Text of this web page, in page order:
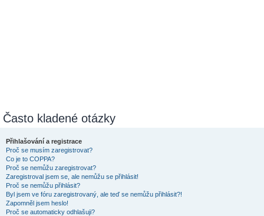
Často kladené otázky
Přihlašování a registrace
Proč se musím zaregistrovat?
Co je to COPPA?
Proč se nemůžu zaregistrovat?
Zaregistroval jsem se, ale nemůžu se přihlásit!
Proč se nemůžu přihlásit?
Byl jsem ve fóru zaregistrovaný, ale teď se nemůžu přihlásit?!
Zapomněl jsem heslo!
Proč se automaticky odhlašuji?